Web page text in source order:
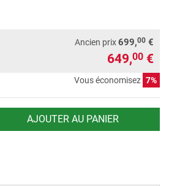
Ancien prix699,00 €
649,00 €
Vous économisez 7%
AJOUTER AU PANIER